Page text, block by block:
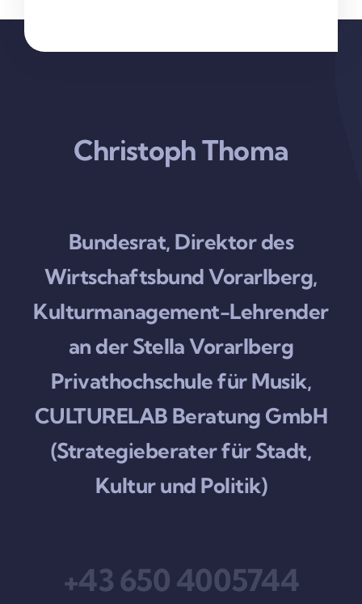
Christoph Thoma
Bundesrat, Direktor des
Wirtschaftsbund Vorarlberg,
Kulturmanagement-Lehrender
an der Stella Vorarlberg
Privathochschule für Musik,
CULTURELAB Beratung GmbH
(Strategieberater für Stadt,
Kultur und Politik)
+43 650 4005744